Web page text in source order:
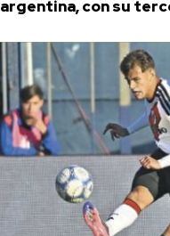
argentina, con su